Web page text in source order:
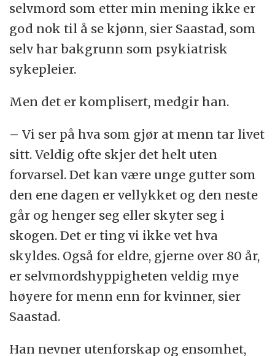
selvmord som etter min mening ikke er
god nok til å se kjønn, sier Saastad, som
selv har bakgrunn som psykiatrisk
sykepleier.
Men det er komplisert, medgir han.
– Vi ser på hva som gjør at menn tar livet
sitt. Veldig ofte skjer det helt uten
forvarsel. Det kan være unge gutter som
den ene dagen er vellykket og den neste
går og henger seg eller skyter seg i
skogen. Det er ting vi ikke vet hva
skyldes. Også for eldre, gjerne over 80 år,
er selvmordshyppigheten veldig mye
høyere for menn enn for kvinner, sier
Saastad.
Han nevner utenforskap og ensomhet,